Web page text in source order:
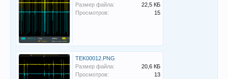
Размер файла:
22,5 КБ
Просмотров:
15
TEK00012.PNG
Размер файла:
20,6 КБ
Просмотров:
13